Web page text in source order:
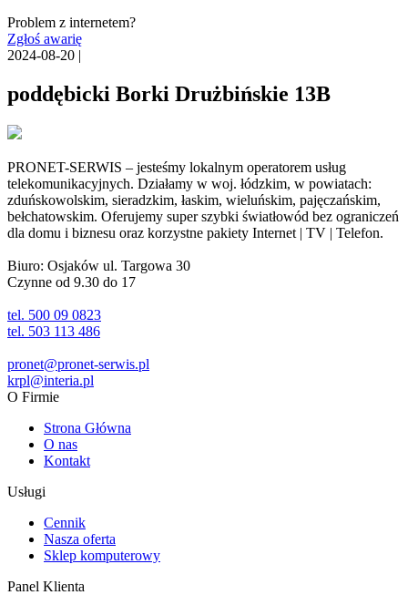
Problem z internetem?
Zgłoś awarię
2024-08-20 |
poddębicki Borki Drużbińskie 13B
PRONET-SERWIS – jesteśmy lokalnym operatorem usług
telekomunikacyjnych. Działamy w woj. łódzkim, w powiatach:
zduńskowolskim, sieradzkim, łaskim, wieluńskim, pajęczańskim,
bełchatowskim. Oferujemy super szybki światłowód bez ograniczeń
dla domu i biznesu oraz korzystne pakiety Internet | TV | Telefon.
Biuro: Osjaków ul. Targowa 30
Czynne od 9.30 do 17
tel. 500 09 0823
tel. 503 113 486
pronet@pronet-serwis.pl
krpl@interia.pl
O Firmie
Strona Główna
O nas
Kontakt
Usługi
Cennik
Nasza oferta
Sklep komputerowy
Panel Klienta